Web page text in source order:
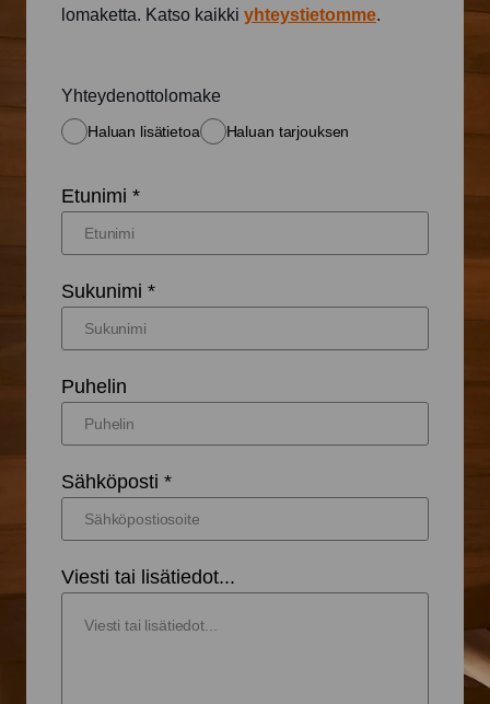
lomaketta. Katso kaikki yhteystietomme.
Yhteydenottolomake
Haluan lisätietoa Haluan tarjouksen
Etunimi *
Sukunimi *
Puhelin
Sähköposti *
Viesti tai lisätiedot...